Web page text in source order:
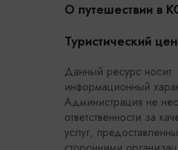
О путешествии в
Туристический
Данный ресурс носит
информационный
Администрация не
ответственности за
услуг,